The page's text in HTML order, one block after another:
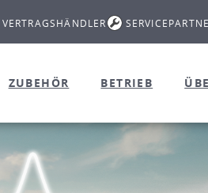
VERTRAGSHÄNDLER
ZUBEHÖR BETRIEB